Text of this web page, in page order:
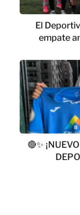
El
empate
🔴✨